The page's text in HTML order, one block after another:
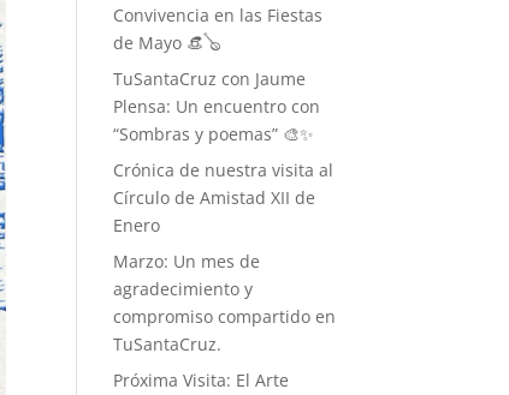
Convivencia en las Fiestas
de Mayo 👒🪕
TuSantaCruz con Jaume
Plensa: Un encuentro con
“Sombras y poemas” 🎨✨
Crónica de nuestra visita al
Círculo de Amistad XII de
Enero
Marzo: Un mes de
agradecimiento y
compromiso compartido en
TuSantaCruz.
Próxima Visita: El Arte